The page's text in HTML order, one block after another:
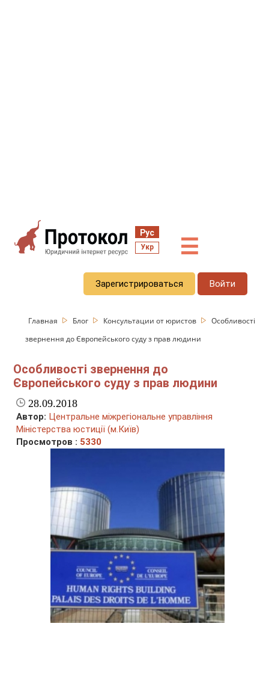
Рус
Укр ☰
Зарегистрироваться Войти
Главная Блог Консультации от юристов
Особливості
звернення до Європейського суду з прав людини
Особливості звернення до
Європейського суду з прав людини
28.09.2018
Автор: Центральне міжрегіональне управління
Міністерства юстиції (м.Київ)
Просмотров : 5330